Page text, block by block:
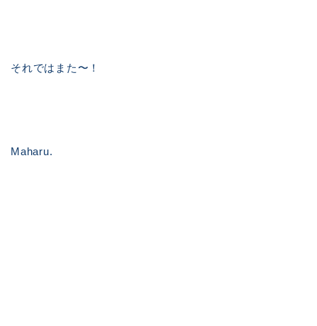
それではまた〜！
Maharu.